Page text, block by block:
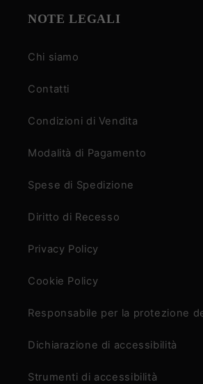
NOTE LEGALI
Chi siamo
Contatti
Condizioni di Vendita
Modalità di Pagamento
Spese di Spedizione
Diritto di Recesso
Privacy Policy
Cookie Policy
Responsabile per la protezione
Dichiarazione di accessibilità
Strumenti di accessibilità